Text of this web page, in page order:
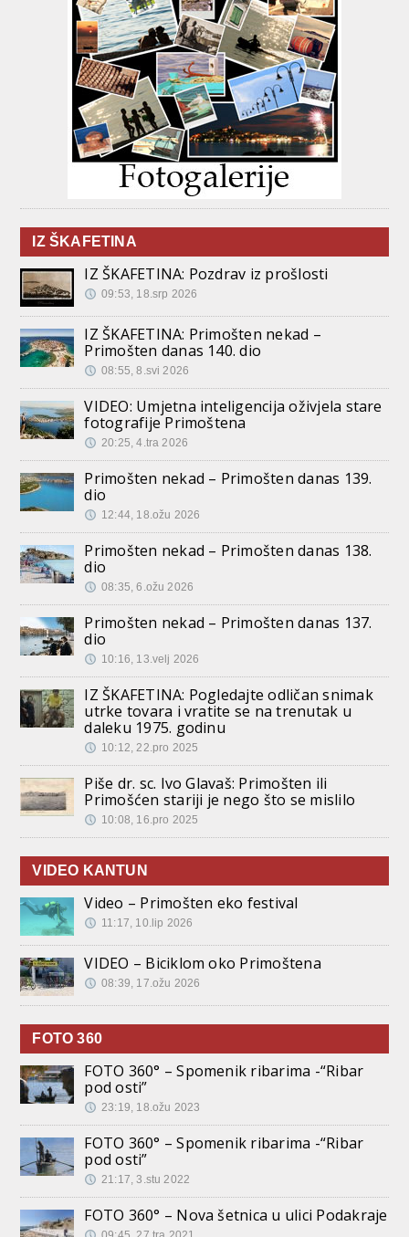
IZ ŠKAFETINA
IZ ŠKAFETINA: Pozdrav iz prošlosti
09:53, 18.srp 2026
IZ ŠKAFETINA: Primošten nekad –
Primošten danas 140. dio
08:55, 8.svi 2026
VIDEO: Umjetna inteligencija oživjela stare
fotografije Primoštena
20:25, 4.tra 2026
Primošten nekad – Primošten danas 139.
dio
12:44, 18.ožu 2026
Primošten nekad – Primošten danas 138.
dio
08:35, 6.ožu 2026
Primošten nekad – Primošten danas 137.
dio
10:16, 13.velj 2026
IZ ŠKAFETINA: Pogledajte odličan snimak
utrke tovara i vratite se na trenutak u
daleku 1975. godinu
10:12, 22.pro 2025
Piše dr. sc. Ivo Glavaš: Primošten ili
Primošćen stariji je nego što se mislilo
10:08, 16.pro 2025
VIDEO KANTUN
Video – Primošten eko festival
11:17, 10.lip 2026
VIDEO – Biciklom oko Primoštena
08:39, 17.ožu 2026
FOTO 360
FOTO 360° – Spomenik ribarima -“Ribar
pod osti”
23:19, 18.ožu 2023
FOTO 360° – Spomenik ribarima -“Ribar
pod osti”
21:17, 3.stu 2022
FOTO 360° – Nova šetnica u ulici Podakraje